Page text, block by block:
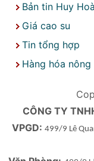
Bản tin Huy
Giá cao su
Tin tổng hợp
Hàng hóa nông
CÔNG TY
VPGD: 499/9 Lê